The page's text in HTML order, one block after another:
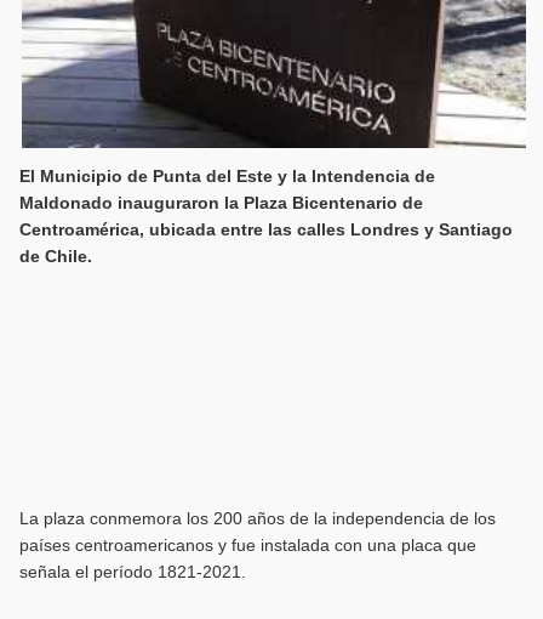
El Municipio de Punta del Este y la Intendencia de
Maldonado inauguraron la Plaza Bicentenario de
Centroamérica, ubicada entre las calles Londres y Santiago
de Chile.
La plaza conmemora los 200 años de la independencia de los
países centroamericanos y fue instalada con una placa que
señala el período 1821-2021.